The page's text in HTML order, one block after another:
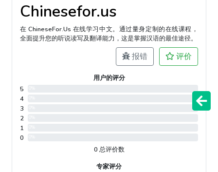
Chinesefor.us
在 ChineseFor.Us 在线学习中文。通过量身定制的在线课程，
全面提升您的听说读写及翻译能力，这是掌握汉语的最佳途径。
报错 评价
用户的评分
5
4
3
2
1
0
0 总评价数
专家评分